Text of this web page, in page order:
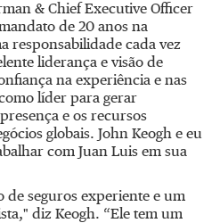
& Chief Executive Officer
de 20 anos na
responsabilidade cada vez
liderança e visão de
na experiência e nas
líder para gerar
e os recursos
globais. John Keogh e eu
com Juan Luis em sua
de seguros experiente e um
diz Keogh. “Ele tem um